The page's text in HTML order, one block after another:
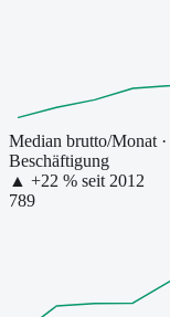
Median brutto/Monat ·
Beschäftigung
▲ +22 % seit 2012
789